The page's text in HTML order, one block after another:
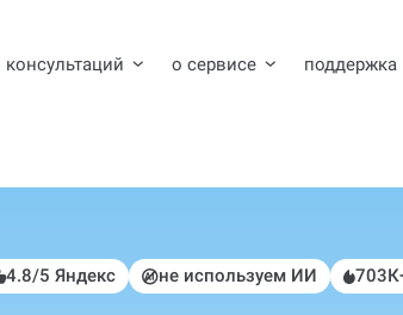
о сервисе поддержка
4.8/5 Яндекс не используем ИИ